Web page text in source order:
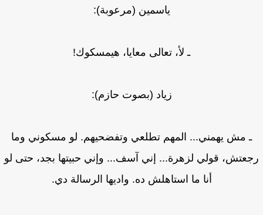
ياسمين (مرعوبة):
ـ لأ، تعالى معايا، هيمسكوك!
زياد (بصوت حازم):
ـ مش يهمني... المهم تطلعي وتفضحيهم. لو مسكوني وما
قولي لزهرة... إني آسف... وإني حبيتها بجد، حتى لو
أنا ما استاهلش ده. واديها الرسالة دي.